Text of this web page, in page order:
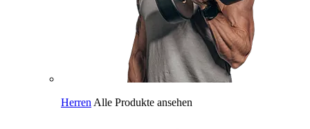
Herren Alle Produkte ansehen